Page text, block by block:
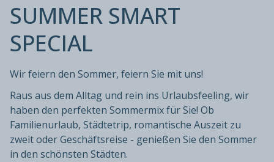
SUMMER SMART
SPECIAL
Wir feiern den Sommer, feiern Sie mit uns!
Raus aus dem Alltag und rein ins Urlaubsfeeling, wir
haben den perfekten Sommermix für Sie! Ob
Familienurlaub, Städtetrip, romantische Auszeit zu
zweit oder Geschäftsreise - genießen Sie den Sommer
in den schönsten Städten.